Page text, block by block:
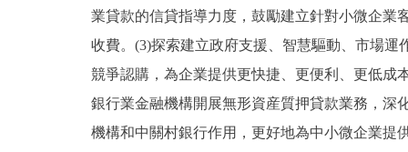
業貸款的信貸指導力度，鼓勵建立針對小微企業
收費。(3)探索建立政府支援、智慧驅動、市場
競爭認購，為企業提供更快捷、更便利、更低成
銀行業金融機構開展無形資産質押貸款業務，深
機構和中關村銀行作用，更好地為中小微企業提